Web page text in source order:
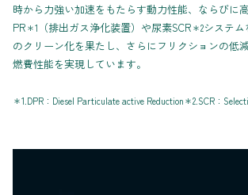
時から力強い加速をもたらす動力性能、ならびに
PR＊1 （排出ガス浄化装置）や尿素SCR＊2システ
のクリーン化を果たし、さらにフリクションの低
燃費性能を実現しています。
＊1.DPR：Diesel Particulate active Reduction＊2.SCR：